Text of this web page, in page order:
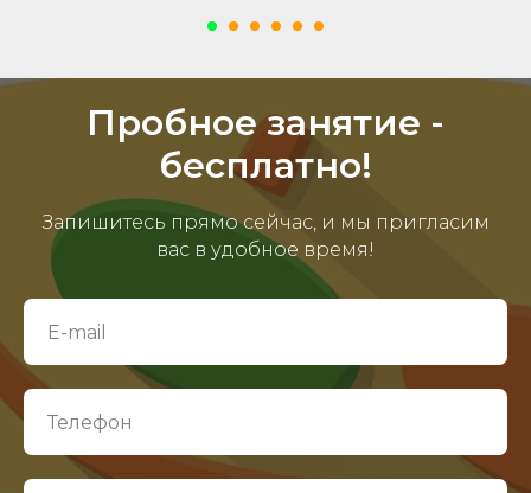
Пробное занятие -
бесплатно!
Запишитесь прямо сейчас, и мы пригласим
вас в удобное время!